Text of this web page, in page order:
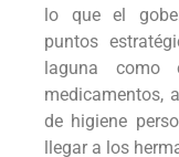
lo que el
puntos
laguna como
medicamentos,
de higiene
llegar a los